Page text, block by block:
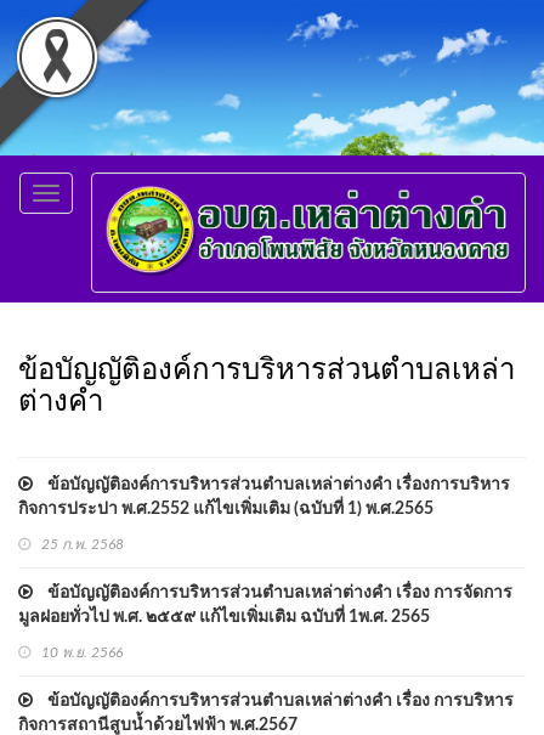
Toggle
navigation
ข้อบัญญัติองค์การบริหารส่วนตำบลเหล่า
ต่างคำ
ข้อบัญญัติองค์การบริหารส่วนตำบลเหล่าต่างคำ เรื่องการบริหาร
กิจการประปา พ.ศ.2552 แก้ไขเพิ่มเติม (ฉบับที่ 1) พ.ศ.2565
25 ก.พ. 2568
ข้อบัญญัติองค์การบริหารส่วนตำบลเหล่าต่างคำ เรื่อง การจัดการ
มูลฝอยทั่วไป พ.ศ. ๒๕๕๙ แก้ไขเพิ่มเติม ฉบับที่ 1พ.ศ. 2565
10 พ.ย. 2566
ข้อบัญญัติองค์การบริหารส่วนตำบลเหล่าต่างคำ เรื่อง การบริหาร
กิจการสถานีสูบน้ำด้วยไฟฟ้า พ.ศ.2567